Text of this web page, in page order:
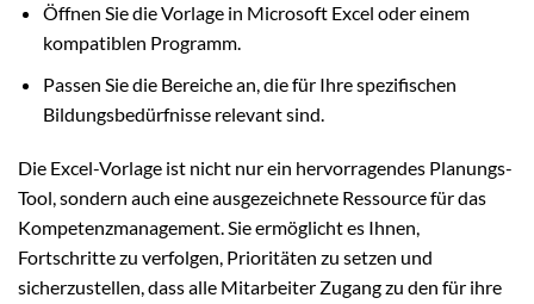
Öffnen Sie die Vorlage in Microsoft Excel oder einem
kompatiblen Programm.
Passen Sie die Bereiche an, die für Ihre spezifischen
Bildungsbedürfnisse relevant sind.
Die Excel-Vorlage ist nicht nur ein hervorragendes Planungs-
Tool, sondern auch eine ausgezeichnete Ressource für das
Kompetenzmanagement. Sie ermöglicht es Ihnen,
Fortschritte zu verfolgen, Prioritäten zu setzen und
sicherzustellen, dass alle Mitarbeiter Zugang zu den für ihre